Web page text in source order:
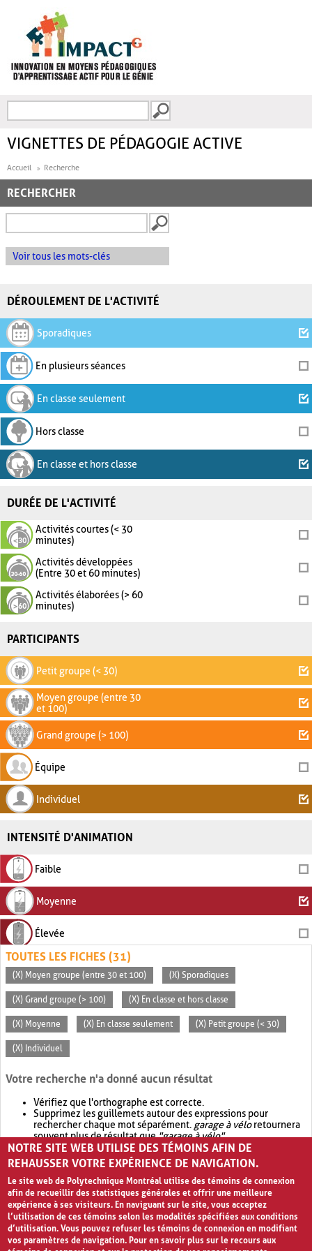
FORMULAIRE DE
VIGNETTES DE PÉDAGOGIE ACTIVE
Accueil Recherche
RECHERCHER
Voir tous les mots-clés
DÉROULEMENT DE L'ACTIVITÉ
Sporadiques
En plusieurs séances
En classe seulement
Hors classe
En classe et hors classe
DURÉE DE L'ACTIVITÉ
Activités courtes (< 30
minutes)
Activités développées
(Entre 30 et 60 minutes)
Activités élaborées (> 60
minutes)
PARTICIPANTS
Petit groupe (< 30)
Moyen groupe (entre 30
et 100)
Grand groupe (> 100)
Équipe
Individuel
INTENSITÉ D'ANIMATION
Faible
Moyenne
Élevée
TOUTES LES FICHES (31)
(X) Moyen groupe (entre 30 et 100) (X) Sporadiques
(X) Grand groupe (> 100) (X) En classe et hors classe
(X) Moyenne (X) En classe seulement (X) Petit groupe (< 30)
(X) Individuel
Votre recherche n'a donné aucun résultat
Vérifiez que l'orthographe est correcte.
Supprimez les guillemets autour des expressions pour
rechercher chaque mot séparément. garage à véloretournera
souvent plus de résultat que"garage à vélo".
Envisagez d'élargir votre recherche avec OR.garage OR vélo
retournera souvent plus de résultat quegarage à vélo
NOTRE SITE WEB UTILISE DES TÉMOINS AFIN DE
REHAUSSER VOTRE EXPÉRIENCE DE NAVIGATION.
Le site web de Polytechnique Montréal utilise des témoins de connexion
afin de recueillir des statistiques générales et offrir une meilleure
expérience à ses visiteurs. En naviguant sur le site, vous acceptez
l’utilisation de ces témoins selon les modalités spécifiées aux conditions
d’utilisation. Vous pouvez refuser les témoins de connexion en modifiant
vos paramètres de navigation. Pour en savoir plus sur le recours aux